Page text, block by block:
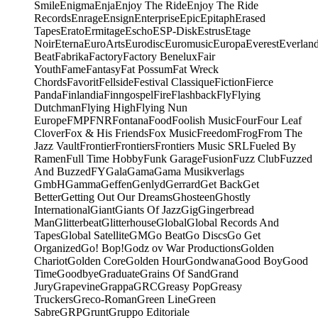
SmileEnigmaEnjaEnjoy The RideEnjoy The Ride
RecordsEnrageEnsignEnterpriseEpicEpitaphErased
TapesEratoErmitageEschoESP-DiskEstrusEtage
NoirEternaEuroArtsEurodiscEuromusicEuropaEverest
BeatFabrikaFactoryFactory BeneluxFair
YouthFameFantasyFat PossumFat Wreck
ChordsFavoritFellsideFestival ClassiqueFictionFierce
PandaFinlandiaFinngospelFireFlashbackFlyFlying
DutchmanFlying HighFlying Nun
EuropeFMPFNRFontanaFoodFoolish MusicFourFour Leaf
CloverFox & His FriendsFox MusicFreedomFrogFrom The
Jazz VaultFrontierFrontiersFrontiers Music SRLFueled By
RamenFull Time HobbyFunk GarageFusionFuzz ClubFuzzed
And BuzzedFYGalaGamaGama Musikverlags
GmbHGammaGeffenGenlydGerrardGet BackGet
BetterGetting Out Our DreamsGhosteenGhostly
InternationalGiantGiants Of JazzGigGingerbread
ManGlitterbeatGlitterhouseGlobalGlobal Records And
TapesGlobal SatelliteGMGo BeatGo DiscsGo Get
OrganizedGo! Bop!Godz ov War ProductionsGolden
ChariotGolden CoreGolden HourGondwanaGood BoyGood
TimeGoodbyeGraduateGrains Of SandGrand
JuryGrapevineGrappaGRCGreasy PopGreasy
TruckersGreco-RomanGreen LineGreen
SabreGRPGruntGruppo Editoriale